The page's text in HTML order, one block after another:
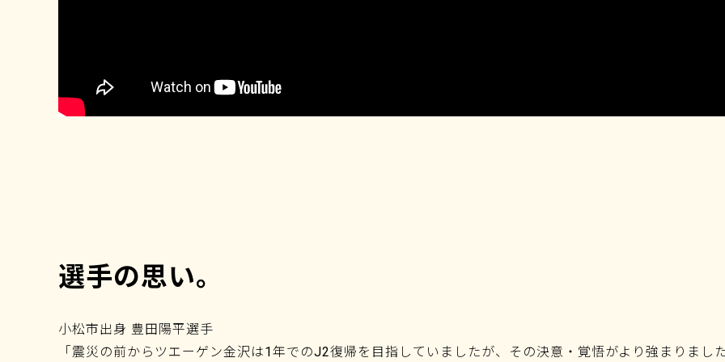
選手の思い。
小松市出身 豊田陽平選手
「震災の前からツエーゲン金沢は1年でのJ2復帰を目指していましたが、その決意・覚悟がより強まりまし